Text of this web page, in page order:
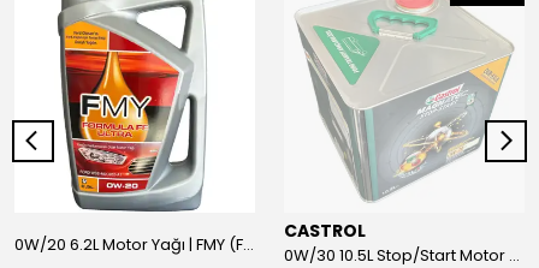
0W/20 6.2L Motor Yağı | FMY (Ford Motor Yağları)
CASTROL
0W/30 10.5L Stop/Start Motor Yağı | CASTROL